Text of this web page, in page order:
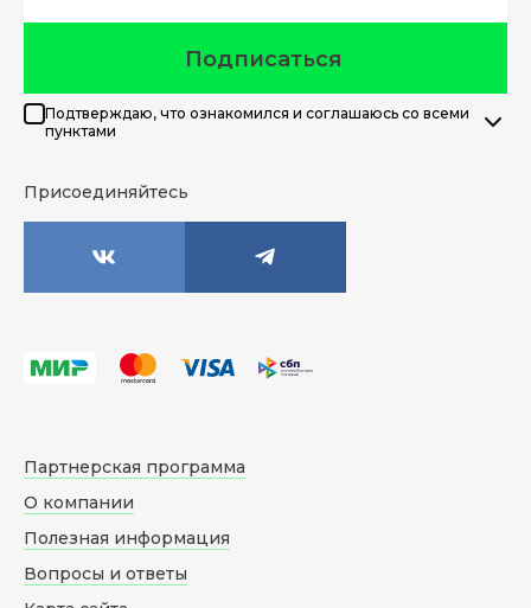
Подписаться
Подтверждаю, что ознакомился и соглашаюсь со всеми
пунктами
Присоединяйтесь
Партнерская программа
О компании
Полезная информация
Вопросы и ответы